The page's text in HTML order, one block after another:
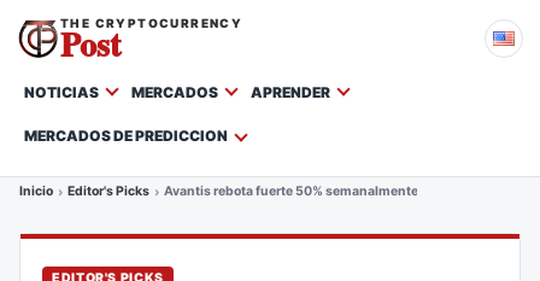
THE CRYPTOCURRENCY
Post
NOTICIAS MERCADOS APRENDER
MERCADOS DE PREDICCION
Inicio Editor's Picks Avantis rebota fuerte 50% semanalmente, pero las ballenas